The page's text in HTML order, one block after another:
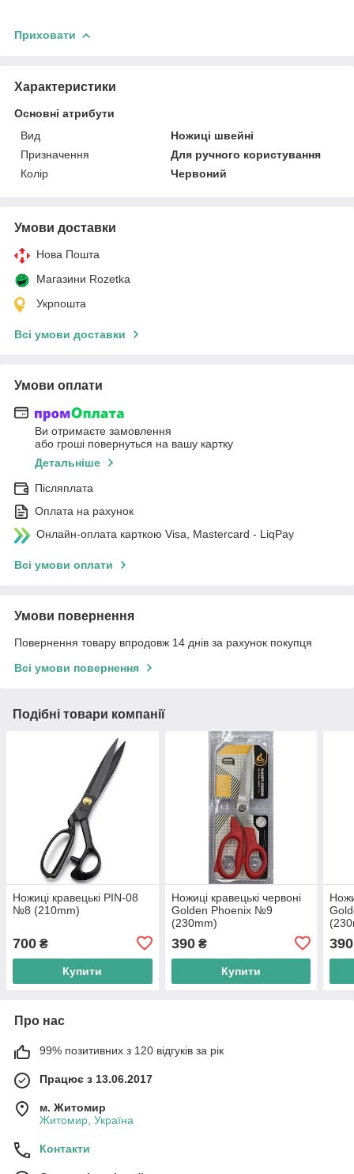
Приховати
Характеристики
Основні атрибути
Вид
Ножиці швейні
Призначення
Для ручного користування
Колір
Червоний
Умови доставки
Нова Пошта
Магазини Rozetka
Укрпошта
Всі умови доставки
Умови оплати
Ви отримаєте замовлення
або гроші повернуться на вашу картку
Детальніше
Післяплата
Оплата на рахунок
Онлайн-оплата карткою Visa, Mastercard - LiqPay
Всі умови оплати
Умови повернення
Повернення товару впродовж 14 днів за рахунок покупця
Всі умови повернення
Подібні товари компанії
Ножиці кравецькі PIN-08
№8 (210mm)
700 ₴
Купити
Ножиці кравецькі червоні
Golden Phoenix №9
(230mm)
390₴
Купити
390
Про нас
99% позитивних з 120 відгуків за рік
Працює з 13.06.2017
м. Житомир
Житомир, Україна
Контакти